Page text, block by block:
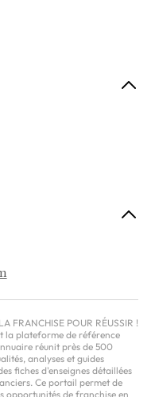
FRANCHISE POUR RÉUSSIR !
la plateforme de référence
réunit près de 500
analyses et guides
fiches d'enseignes détaillées
Ce portail permet de
opportunités de franchise en